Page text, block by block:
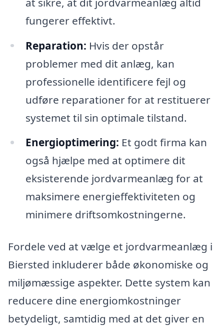
fungerer effektivt.
Reparation: Hvis der opstår
problemer med dit anlæg, kan
professionelle identificere fejl og
udføre reparationer for at restituerer
systemet til sin optimale tilstand.
Energioptimering: Et godt firma kan
også hjælpe med at optimere dit
eksisterende jordvarmeanlæg for at
maksimere energieffektiviteten og
minimere driftsomkostningerne.
Fordele ved at vælge et jordvarmeanlæg i
Biersted inkluderer både økonomiske og
miljømæssige aspekter. Dette system kan
reducere dine energiomkostninger
betydeligt, samtidig med at det giver en